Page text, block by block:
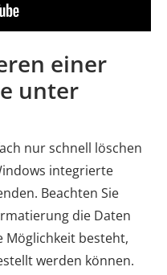
einer
unter
nur schnell löschen
integrierte
Beachten Sie
die Daten
Möglichkeit besteht,
werden können.